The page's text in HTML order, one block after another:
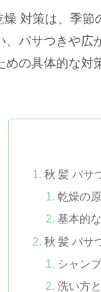
対策は、季
、パサつきや広
めの具体的な対
秋 髪 パサ
乾燥の
基本的
秋 髪 パサ
シャン
洗い方